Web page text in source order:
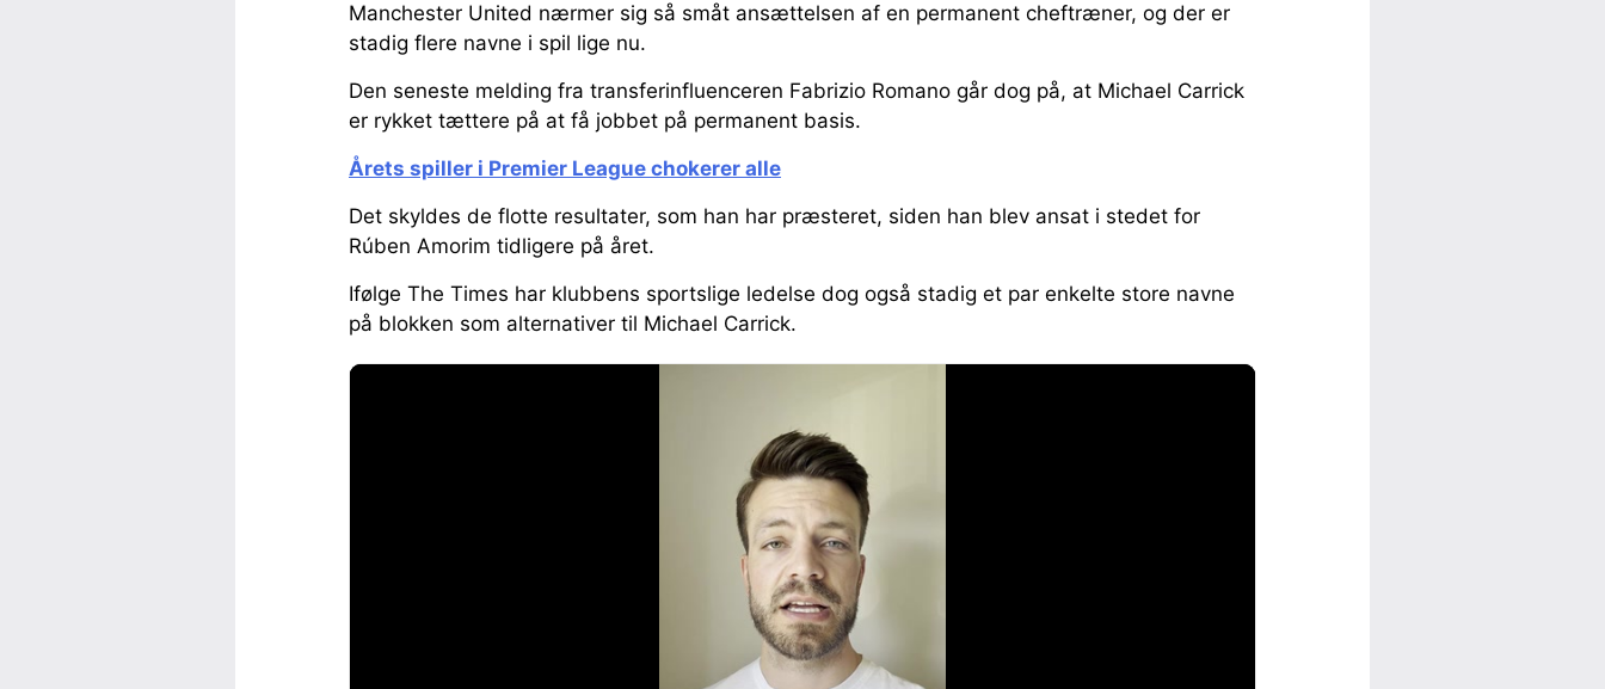
Manchester United nærmer sig så småt ansættelsen af en permanent cheftræner, og der er
stadig flere navne i spil lige nu.
Den seneste melding fra transferinfluenceren Fabrizio Romano går dog på, at Michael Carrick
er rykket tættere på at få jobbet på permanent basis.
Årets spiller i Premier League chokerer alle
Det skyldes de flotte resultater, som han har præsteret, siden han blev ansat i stedet for
Rúben Amorim tidligere på året.
Ifølge The Times har klubbens sportslige ledelse dog også stadig et par enkelte store navne
på blokken som alternativer til Michael Carrick.